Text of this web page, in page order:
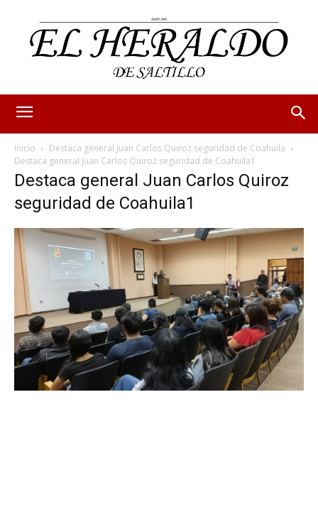
Inicio
Destaca general Juan Carlos Quiroz seguridad de Coahuila
Destaca general Juan Carlos Quiroz seguridad de Coahuila1
Destaca general Juan Carlos Quiroz
seguridad de Coahuila1